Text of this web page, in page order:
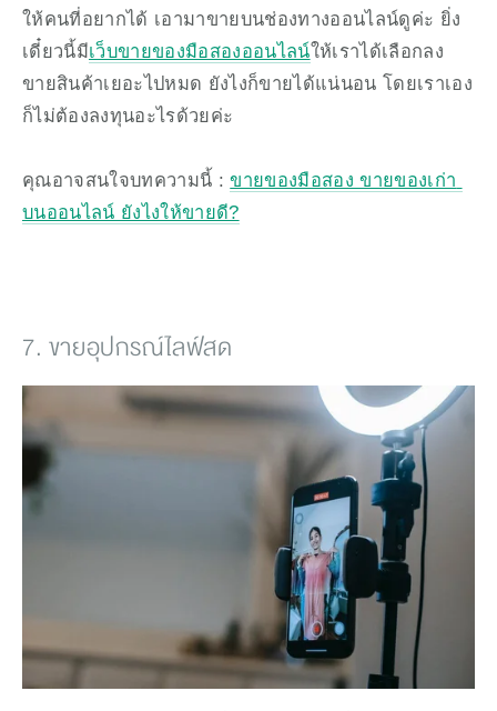
ให้คนที่อยากได้ เอามาขายบนช่องทางออนไลน์ดูค่ะ ยิ่ง
เดี๋ยวนี้มีเว็บขายของมือสองออนไลน์ให้เราได้เลือกลง
ขายสินค้าเยอะไปหมด ยังไงก็ขายได้แน่นอน โดยเราเอง
ก็ไม่ต้องลงทุนอะไรด้วยค่ะ
คุณอาจสนใจบทความนี้ : ขายของมือสอง ขายของเก่า
บนออนไลน์ ยังไงให้ขายดี?
7. ขายอุปกรณ์ไลฟ์สด